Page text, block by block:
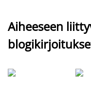
Aiheeseen